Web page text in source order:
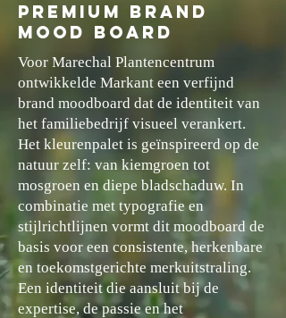
PREMIUM BRAND
MOOD BOARD
Voor Marechal Planten­centrum
ontwikkelde Markant een verfijnd
brand moodboard dat de identiteit van
het familiebedrijf visueel verankert.
Het kleurenpalet is geïnspireerd op de
natuur zelf: van kiemgroen tot
mosgroen en diepe bladschaduw. In
combinatie met typografie en
stijlrichtlijnen vormt dit moodboard de
basis voor een consistente, herkenbare
en toekomstgerichte merkuitstraling.
Een identiteit die aansluit bij de
expertise, de passie en het